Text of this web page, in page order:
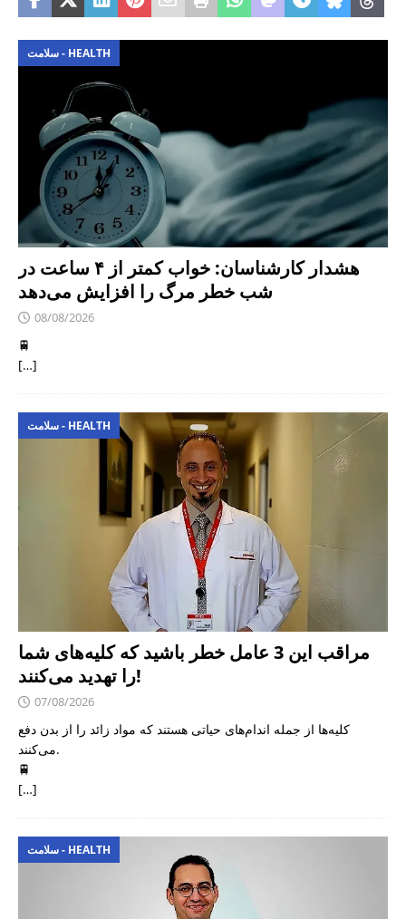
سلامت - HEALTH
هشدار کارشناسان: خواب کمتر از ۴ ساعت در
شب خطر مرگ را افزایش می‌دهد
08/08/2026
🚆
[…]
سلامت - HEALTH
مراقب این 3 عامل خطر باشید که کلیه‌های شما
را تهدید می‌کنند!
07/08/2026
کلیه‌ها از جمله اندام‌های حیاتی هستند که مواد زائد را از بدن دفع
می‌کنند.
🚆
[…]
سلامت - HEALTH